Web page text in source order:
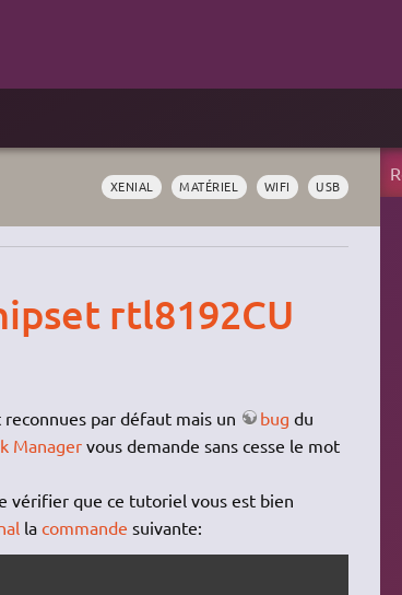
XENIAL MATÉRIEL WIFI USB
rtl8192CU
reconnues par défaut mais un bug du
Managervous demande sans cesse le mot
vérifier que ce tutoriel vous est bien
la commande suivante: